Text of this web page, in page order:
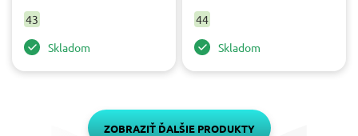
43
Skladom
44
Skladom
ZOBRAZIŤ ĎALŠIE PRODUKTY